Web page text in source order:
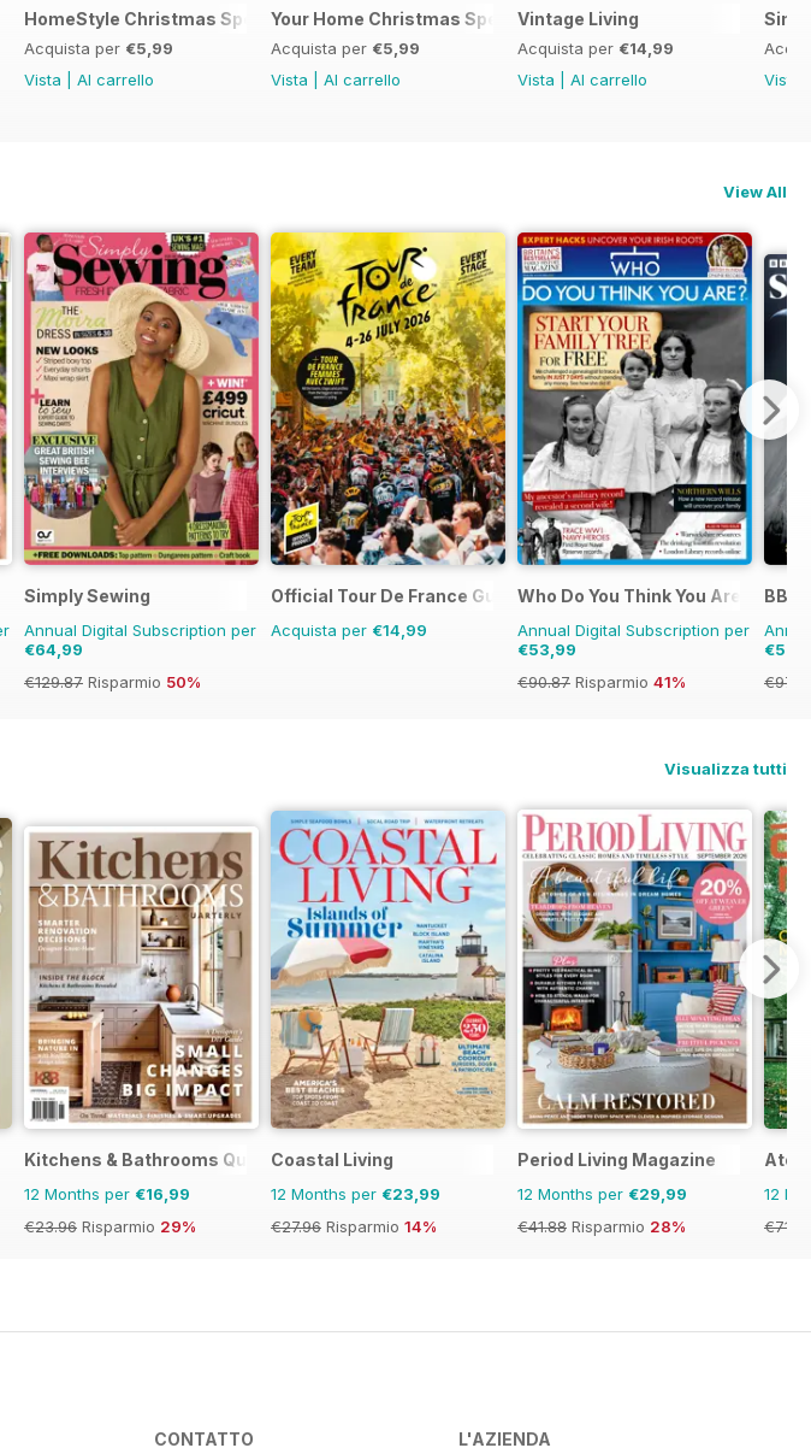
Christmas
HomeStyle Christmas Special 2025
Acquista per €5,99
Vista
Al carrello
Your Home Christmas Special 2025
Acquista per €5,99
Vista
Al carrello
Vintage Living
Acquista per €14,99
Vista
Al carrello
Vista
View All
Simply Sewing
Annual Digital Subscription per
€64,99
€129.87 Risparmio 50%
Official Tour De France Guide
Acquista per €14,99
Who Do You Think You Are?
Annual Digital Subscription per
€53,99
€90.87 Risparmio 41%
BBC
Visualizza tutti
Kitchens & Bathrooms Quarterly
12 Months per €16,99
€23.96 Risparmio 29%
Coastal Living
12 Months per €23,99
€27.96 Risparmio 14%
Period Living Magazine
12 Months per €29,99
€41.88 Risparmio 28%
12
CONTATTO L'AZIENDA